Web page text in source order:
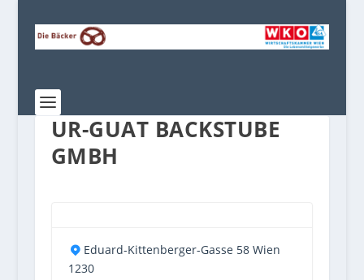
UR-GUAT BACKSTUBE
GMBH
Eduard-Kittenberger-Gasse 58 Wien
1230